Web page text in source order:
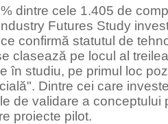
dintre cele 1.405 de
Futures Study
confirmă statutul de
clasează pe locul al
în studiu, pe primul loc
Dintre cei care
de validare a conceptului
proiecte pilot.